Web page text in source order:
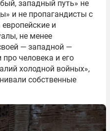
западный путь» не
и не пропагандисты с
и
не менее
— западной —
человека и его
холодной войных»,
собственные